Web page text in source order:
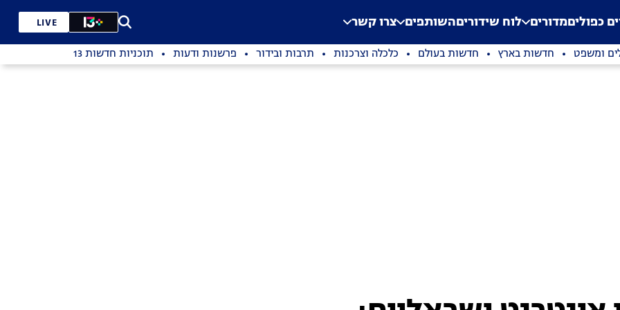
Application error: a
. כפוליםמדורים לוח שידוריםהשותפים צרו קשר LIVE
ומשפט חדשות בארץ חדשות בעולם כלכלה וצרכנות תרבות ובידור פרשנות ודעות תוכניות חדשות 13